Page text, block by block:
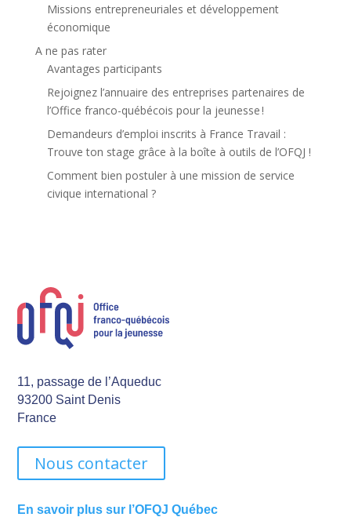
Missions entrepreneuriales et développement
économique
A ne pas rater
Avantages participants
Rejoignez l’annuaire des entreprises partenaires de
l’Office franco-québécois pour la jeunesse !
Demandeurs d’emploi inscrits à France Travail :
Trouve ton stage grâce à la boîte à outils de l’OFQJ !
Comment bien postuler à une mission de service
civique international ?
11, passage de l’Aqueduc
93200 Saint Denis
France
Nous contacter
En savoir plus sur l’OFQJ Québec